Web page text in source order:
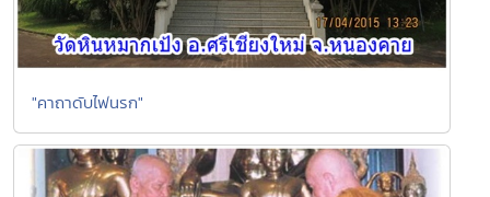
"คาถาดับไฟนรก"